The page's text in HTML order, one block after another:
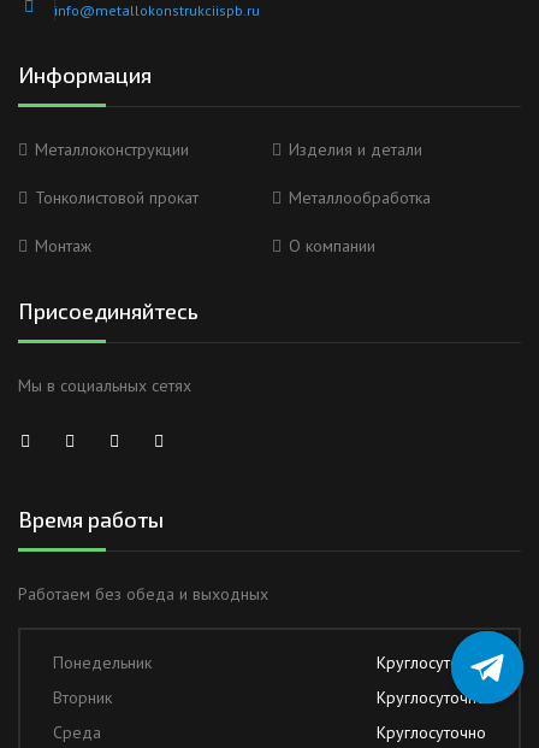
info@metallokonstrukciispb.ru
Информация
Металлоконструкции Изделия и детали
Тонколистовой прокат Металлообработка
Монтаж О компании
Присоединяйтесь
Мы в социальных сетях
Время работы
Работаем без обеда и выходных
Понедельник
Круглосуточно
Вторник
Круглосуточно
Среда
Круглосуточно